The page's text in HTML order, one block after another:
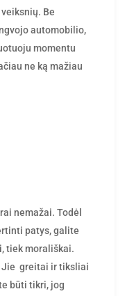
Be
automobilio,
momentu
ne ką mažiau
nemažai. Todėl
patys, galite
tiek morališkai.
Jie greitai ir tiksliai
būti tikri, jog